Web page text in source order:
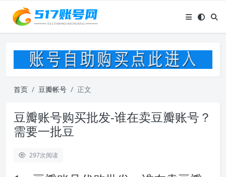
首页 豆瓣帐号 正文
豆瓣账号购买批发-谁在卖豆瓣账号？
需要一批豆
297次阅读